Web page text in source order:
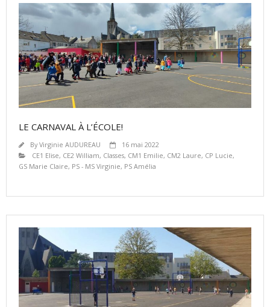
LE CARNAVAL À L’ÉCOLE!
ByVirginie AUDUREAU
16 mai 2022
CE1 Elise, CE2 William, Classes, CM1 Emilie, CM2 Laure, CP Lucie,
GS Marie Claire, PS - MS Virginie, PS Amélia